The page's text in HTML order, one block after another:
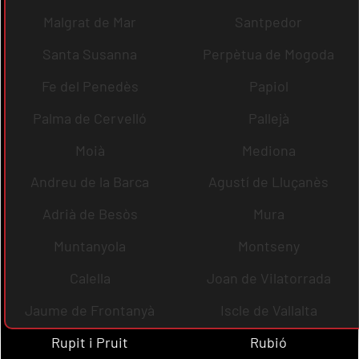
Malgrat de Mar
Santpedor
Santa Susanna
Perpètua de Mogoda
Fe del Penedès
Papiol
Palma de Cervelló
Pallejà
Moià
Mediona
Andreu de la Barca
Agustí de Lluçanès
Adrià de Besòs
Mura
Muntanyola
Montseny
Calella
Joan de Vilatorrada
Jaume de Frontanyà
Iscle de Vallalta
Rupit i Pruit
Rubió